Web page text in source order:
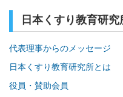
日本くすり教育研究
代表理事からのメッセージ
日本くすり教育研究所とは
役員・賛助会員